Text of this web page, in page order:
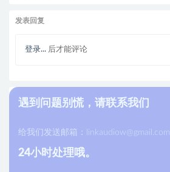
发表回复
登录... 后才能评论
遇到问题别慌，请联系我们
给我们发送邮箱： linkaudiow@gmail.com
24小时处理哦。